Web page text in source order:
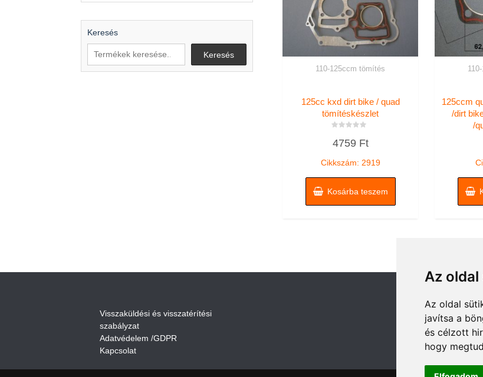
Az
Az oldal
javítsa a
és célzott
hogy
110-125ccm tömítés
125cc kxd dirt bike / quad
tömítéskészlet
0
4759 Ft
Cikkszám: 2919
Kosárba teszem
125ccm
/dirt
/
Keresés
Keresés
Visszaküldési és visszatérítési
szabályzat
Adatvédelem /GDPR
Kapcsolat